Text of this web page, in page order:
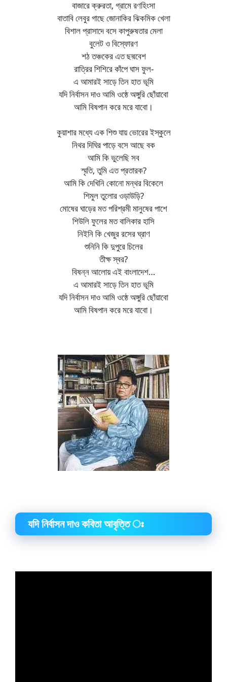
বাজারে ক্রুরতা, গ্রামে রণহিংসা
বাতাবি লেবুর গাছে জোনাকির ঝিকমিক খেলা
বিশাল প্রাসাদে বসে কাপুরুষতার মেলা
বুলেট ও বিস্ফোরণ
শঠ তঞ্চকের এত ছদ্মবেশ
রাত্রির শিশিরে কাঁপে ঘাস ফুল-
এ আমারই সাড়ে তিন হাত ভূমি
যদি নির্বাসন দাও আমি ওষ্ঠে অঙ্গুরি ছোঁয়াবো
আমি বিষপান করে মরে যাবো।
কুয়াশার মধ্যে এক শিশু যায় ভোরের ইস্কুলে
নিথর দিঘির পাড়ে বসে আছে বক
আমি কি ভুলেছি সব
স্মৃতি, তুমি এত প্রতারক?
আমি কি দেখিনি কোনো মন্থর বিকেলে
শিমুল তুলোর ওড়াউড়ি?
মোষের ঘাড়ের মত পরিশ্রমী মানুষের পাশে
শিউলি ফুলের মত বালিকার হাসি
নিইনি কি খেজুর রসের ঘ্রাণ
শুনিনি কি দুপুরে চিলের
তীক্ষ স্বর?
বিষন্ন আলোয় এই বাংলাদেশ…
এ আমারই সাড়ে তিন হাত ভূমি
যদি নির্বাসন দাও আমি ওষ্ঠে অঙ্গুরি ছোঁয়াবো
আমি বিষপান করে মরে যাবো।
যদি নির্বাসন দাও কবিতা আবৃত্তি ঃ